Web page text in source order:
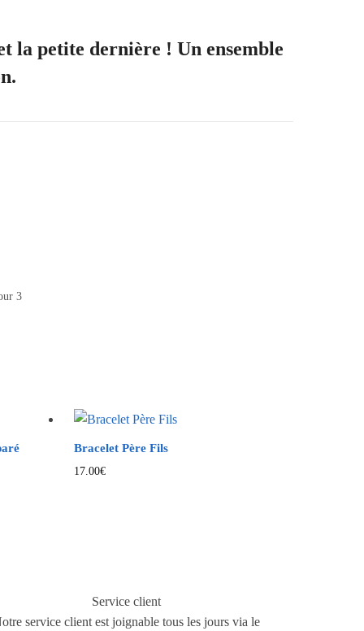
la petite dernière ! Un ensemble
3
Bracelet Père Fils
17.00€
Service client
service client est joignable tous les jours via le